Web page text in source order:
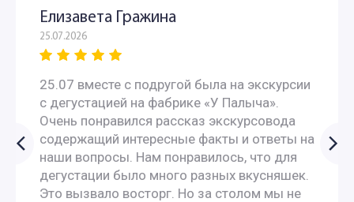
Елизавета Гражина
25.07.2026
25.07 вместе с подругой была на экскурсии
с дегустацией на фабрике «У Палыча».
Очень понравился рассказ экскурсовода
содержащий интересные факты и ответы на
наши вопросы. Нам понравилось, что для
дегустации было много разных вкусняшек.
Это вызвало восторг. Но за столом мы не